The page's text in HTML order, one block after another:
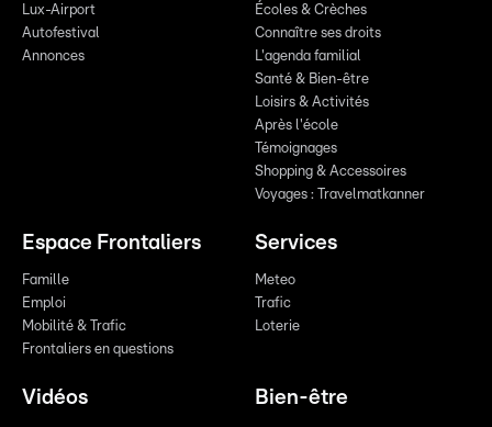
Lux-Airport
Autofestival
Annonces
Écoles & Crèches
Connaître ses droits
L'agenda familial
Santé & Bien-être
Loisirs & Activités
Après l'école
Témoignages
Shopping & Accessoires
Voyages : Travelmatkanner
Espace Frontaliers
Famille
Emploi
Mobilité & Trafic
Frontaliers en questions
Services
Meteo
Trafic
Loterie
Vidéos Bien-être